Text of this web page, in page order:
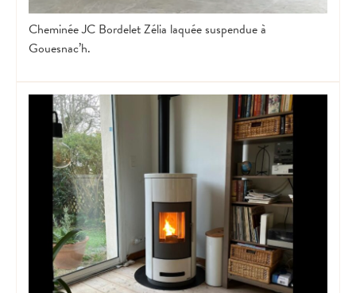
Cheminée JC Bordelet Zélia laquée suspendue à
Gouesnac’h.